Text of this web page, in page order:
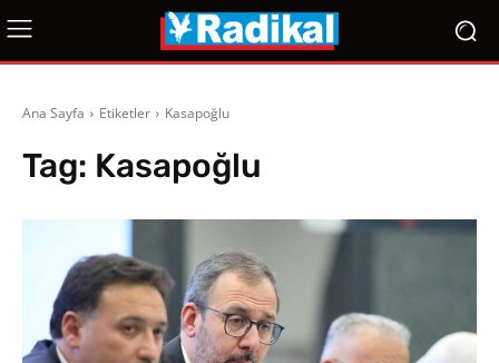
Ana Sayfa Etiketler Kasapoğlu
Tag: Kasapoğlu